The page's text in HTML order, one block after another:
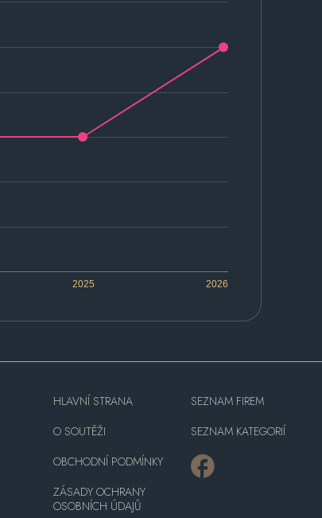
2025 2026
HLAVNÍ STRANA
O SOUTĚŽI
OBCHODNÍ PODMÍNKY
ZÁSADY OCHRANY
OSOBNÍCH ÚDAJŮ
SEZNAM FIREM
SEZNAM KATEGORIÍ